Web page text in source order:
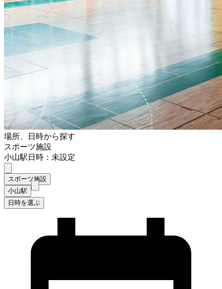
場所、日時から探す
スポーツ施設
小山駅日時：未設定
スポーツ施設
小山駅
日時を選ぶ